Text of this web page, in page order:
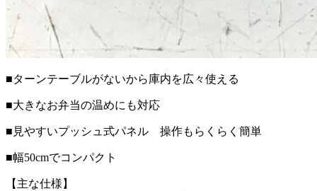
■ターンテーブルがないから庫内を広々使える
■大きなお弁当の温めにも対応
■見やすいプッシュ式パネル 操作もらくらく簡単
■幅50cmでコンパクト
【主な仕様】